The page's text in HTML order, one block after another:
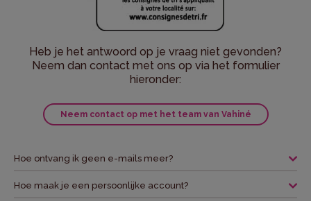
Heb je het antwoord op je vraag niet gevonden?
Neem dan contact met ons op via het formulier
hieronder:
Neem contact op met het team van Vahiné
Hoe ontvang ik geen e-mails meer?
Hoe maak je een persoonlijke account?